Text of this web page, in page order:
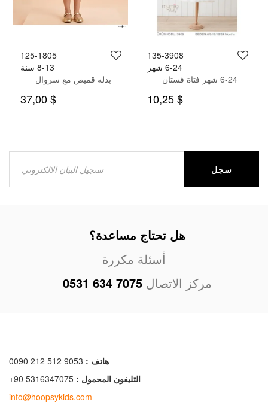
135-3908
6-24 شهر
6-24 شهر فتاة فستان
$ 10,25
125-1805
8-13 سنة
بدله قميص مع سروال
$ 37,00
سجل
هل تحتاج مساعدة؟
أسئلة مكررة
مركز الاتصال 0531 634 7075
هاتف : 0090 212 512 9053
التليفون المحمول : +90 5316347075
info@hoopsykids.com